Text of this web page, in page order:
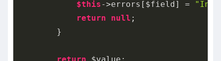
$this->errors[$field] =
return
null ;
        }
return $value;